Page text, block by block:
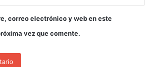
correo electrónico y web en este
vez que comente.